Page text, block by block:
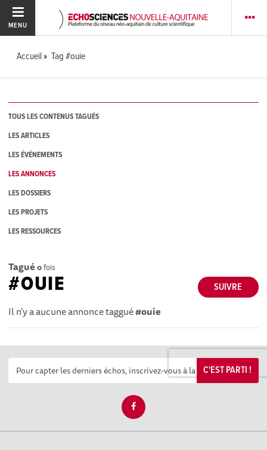
MENU
Accueil Tag #ouie
TOUS LES CONTENUS TAGUÉS
LES ARTICLES
LES ÉVÉNEMENTS
LES ANNONCES
LES DOSSIERS
LES PROJETS
LES RESSOURCES
Tagué 0fois
SUIVRE
#OUIE
Il n'y a aucune annonce taggué#ouie
C'EST PARTI !